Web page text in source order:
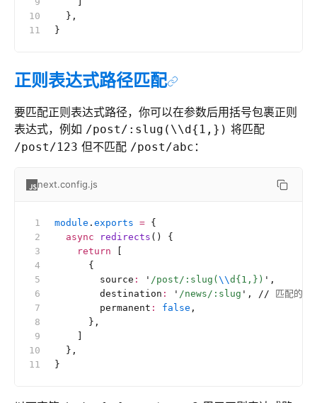
  },
}
正则表达式路径匹配
要匹配正则表达式路径，你可以在参数后用括号包裹正则
表达式，例如 /post/:slug(\\d{1,}) 将匹配
/post/123 但不匹配 /post/abc ：
next.config.js
module . exports = {
  async
redirects () {
    return
      {
        source
: ' /post/:slug( \\d{1,}) ' ,
        destination
: ' /news/:slug ' , // 匹配的参
        permanent
: false ,
      },
  },
}